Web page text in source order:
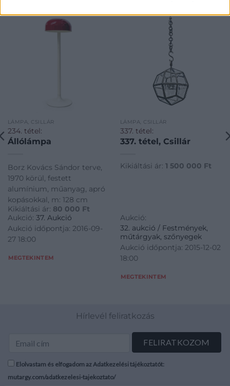
LÁMPA, CSILLÁR
234. tétel:
Állólámpa
Borz Kovács Sándor terve,
1970 körül, festett
alumínium, műanyag, apró
kopásokkal, m: 128 cm
Kikiáltási ár: 80 000 Ft
Aukció: 37. Aukció
Aukció időpontja: 2016-09-
27 18:00
MEGTEKINTEM
LÁMPA, CSILLÁR
337. tétel:
337. tétel, Csillár
Kikiáltási ár: 1 500 000 Ft
Aukció:
32. aukció / Festmények,
műtárgyak, szőnyegek
Aukció időpontja: 2015-12-02
18:00
MEGTEKINTEM
Hírlevél feliratkozás
Elolvastam és elfogadom az Adatkezelési tájékoztatót:
mutargy.com/adatkezelesi-tajekoztato/